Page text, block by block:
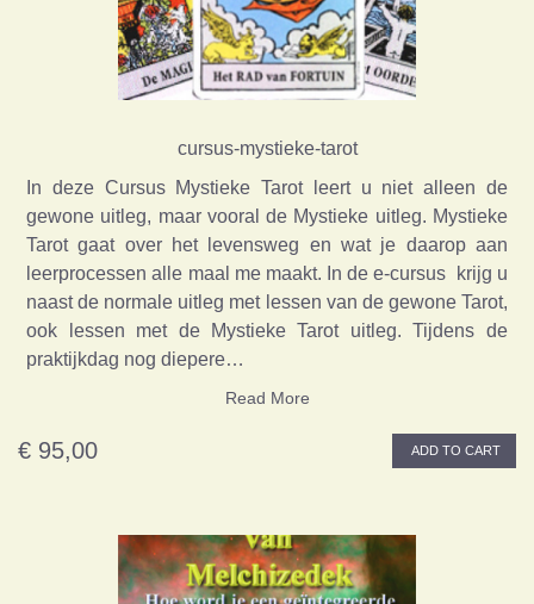
cursus-mystieke-tarot
In deze Cursus Mystieke Tarot leert u niet alleen de
gewone uitleg, maar vooral de Mystieke uitleg. Mystieke
Tarot gaat over het levensweg en wat je daarop aan
leerprocessen alle maal me maakt. In de e-cursus krijg u
naast de normale uitleg met lessen van de gewone Tarot,
ook lessen met de Mystieke Tarot uitleg. Tijdens de
praktijkdag nog diepere…
Read More
€ 95,00 ADD TO CART